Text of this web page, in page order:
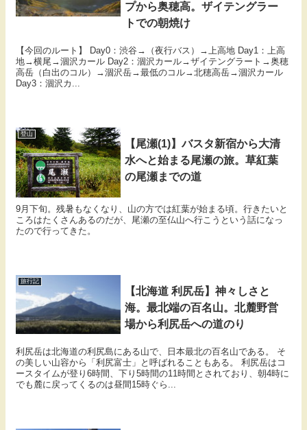
プから奥穂高。ザイテングラー
トでの朝焼け
【今回のルート】 Day0：渋谷→（夜行バス）→上高地 Day1：上高
地→横尾→涸沢カール Day2：涸沢カール→ザイテングラート→奥穂
高岳（白出のコル）→涸沢岳→最低のコル→北穂高岳→涸沢カール
Day3：涸沢カ...
登山
【尾瀬(1)】バスタ新宿から大清
水へと始まる尾瀬の旅。草紅葉
の尾瀬までの道
9月下旬。残暑もなくなり、山の方では紅葉が始まる頃。行きたいと
ころはたくさんあるのだが、尾瀬の至仏山へ行こうという話になっ
たので行ってきた。
旅行記
【北海道 利尻岳】神々しさと
海。最北端の百名山。北麓野営
場から利尻岳への道のり
利尻岳は北海道の利尻島にある山で、日本最北の百名山である。 そ
の美しい山容から「利尻富士」と呼ばれることもある。 利尻岳はコ
ースタイムが登り6時間、下り5時間の11時間とされており、朝4時に
でも麓に戻ってくるのは昼間15時ぐら...